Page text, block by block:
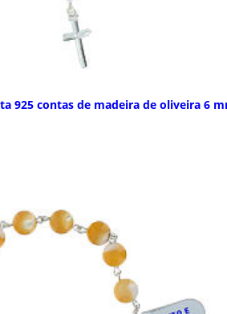
925 contas de madeira de oliveira 6